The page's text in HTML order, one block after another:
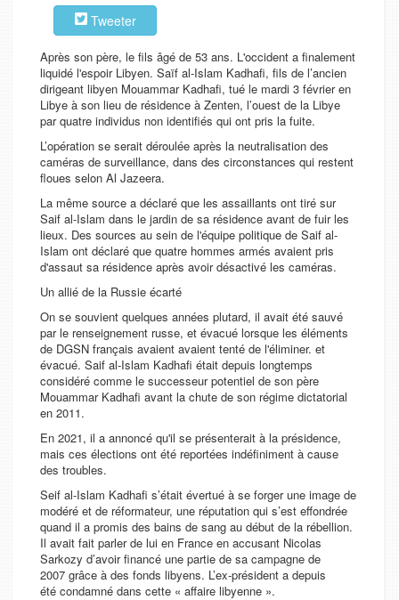
Tweeter
Après son père, le fils âgé de 53 ans. L'occident a finalement
liquidé l'espoir Libyen. Saïf al-Islam Kadhafi, fils de l’ancien
dirigeant libyen Mouammar Kadhafi, tué le mardi 3 février en
Libye à son lieu de résidence à Zenten, l’ouest de la Libye
par quatre individus non identifiés qui ont pris la fuite.
L’opération se serait déroulée après la neutralisation des
caméras de surveillance, dans des circonstances qui restent
floues selon Al Jazeera.
La même source a déclaré que les assaillants ont tiré sur
Saif al-Islam dans le jardin de sa résidence avant de fuir les
lieux. Des sources au sein de l'équipe politique de Saif al-
Islam ont déclaré que quatre hommes armés avaient pris
d'assaut sa résidence après avoir désactivé les caméras.
Un allié de la Russie écarté
On se souvient quelques années plutard, il avait été sauvé
par le renseignement russe, et évacué lorsque les éléments
de DGSN français avaient avaient tenté de l'éliminer. et
évacué. Saif al-Islam Kadhafi était depuis longtemps
considéré comme le successeur potentiel de son père
Mouammar Kadhafi avant la chute de son régime dictatorial
en 2011.
En 2021, il a annoncé qu'il se présenterait à la présidence,
mais ces élections ont été reportées indéfiniment à cause
des troubles.
Seif al-Islam Kadhafi s’était évertué à se forger une image de
modéré et de réformateur, une réputation qui s’est effondrée
quand il a promis des bains de sang au début de la rébellion.
Il avait fait parler de lui en France en accusant Nicolas
Sarkozy d’avoir financé une partie de sa campagne de
2007 grâce à des fonds libyens. L’ex-président a depuis
été condamné dans cette « affaire libyenne ».